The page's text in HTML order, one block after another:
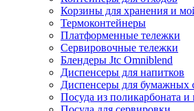
Корзины для хранения и
Термоконтейнеры
Платформенные тележки
Сервировочные тележки
Блендеры Jtc Omniblend
Диспенсеры для напитков
Диспенсеры для бумажных
Посуда из поликарбоната